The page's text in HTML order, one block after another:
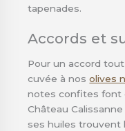
tapenades.
Accords et
Pour un accord
cuvée à nosolives
notes confites font
Château
ses huiles trouvent